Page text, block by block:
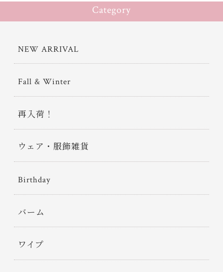
Category
NEW ARRIVAL
Fall & Winter
再入荷！
ウェア・服飾雑貨
Birthday
バーム
ワイプ